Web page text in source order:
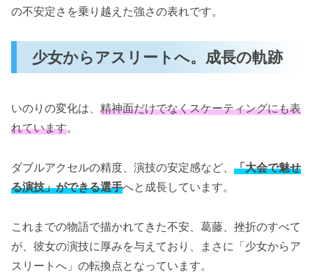
の不安定さを乗り越えた強さの表れです。
少女からアスリートへ。成長の軌跡
いのりの変化は、 精神面だけでなくスケーティングにも表
れています。
ダブルアクセルの精度、演技の安定感など、 「大会で魅せ
る演技」ができる選手へと成長しています。
これまでの物語で描かれてきた不安、葛藤、挫折のすべて
が、彼女の演技に厚みを与えており、まさに「少女からア
スリートへ」の転換点となっています。